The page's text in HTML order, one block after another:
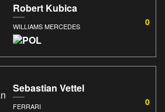
Robert Kubica
WILLIAMS MERCEDES 0
Sebastian Vettel
FERRARI 0